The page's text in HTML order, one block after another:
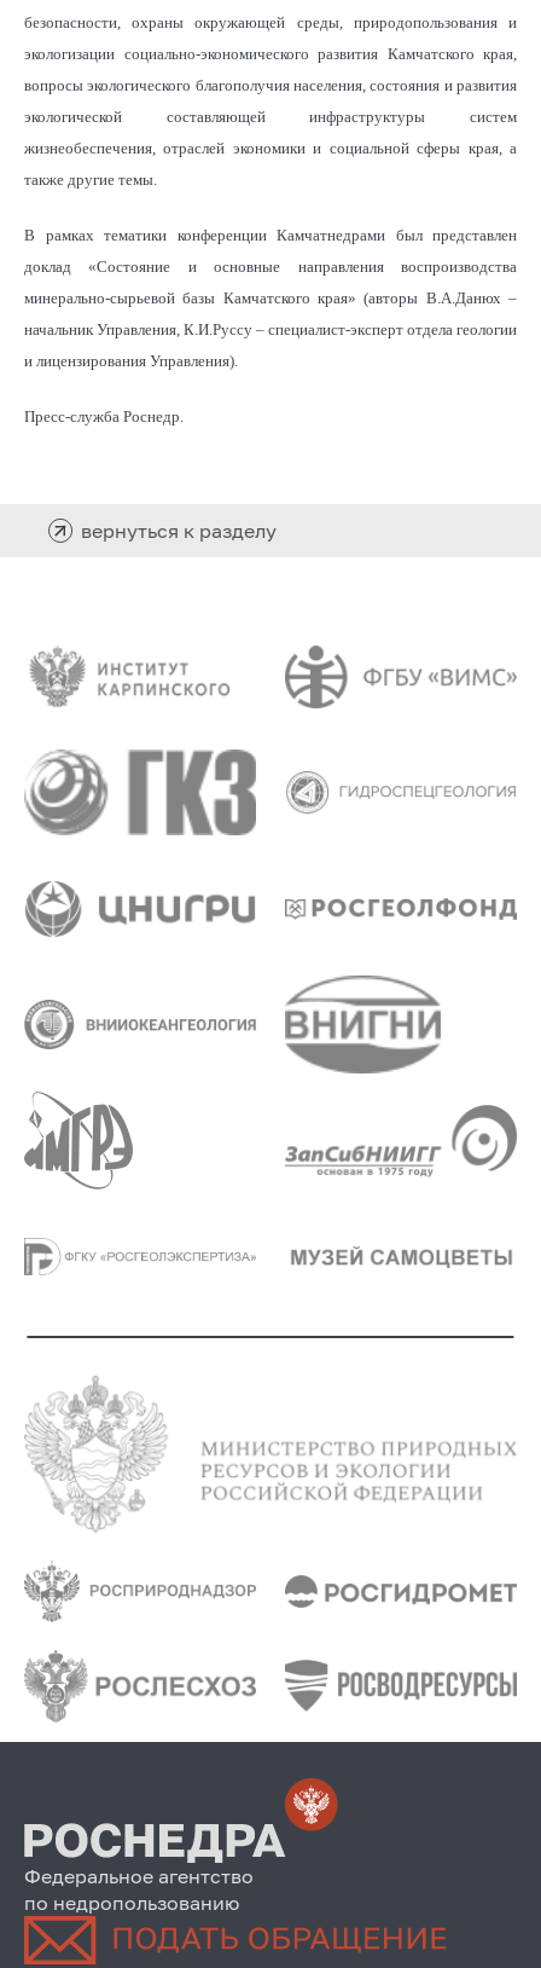
безопасности, охраны окружающей среды, природопользования и
экологизации социально-экономического развития Камчатского края,
вопросы экологического благополучия населения, состояния и развития
экологической составляющей инфраструктуры систем
жизнеобеспечения, отраслей экономики и социальной сферы края, а
также другие темы.
В рамках тематики конференции Камчатнедрами был представлен
доклад «Состояние и основные направления воспроизводства
минерально-сырьевой базы Камчатского края» (авторы В.А.Данюх –
начальник Управления, К.И.Руссу – специалист-эксперт отдела геологии
и лицензирования Управления).
Пресс-служба Роснедр.
вернуться к разделу
Федеральное агентство
по недропользованию